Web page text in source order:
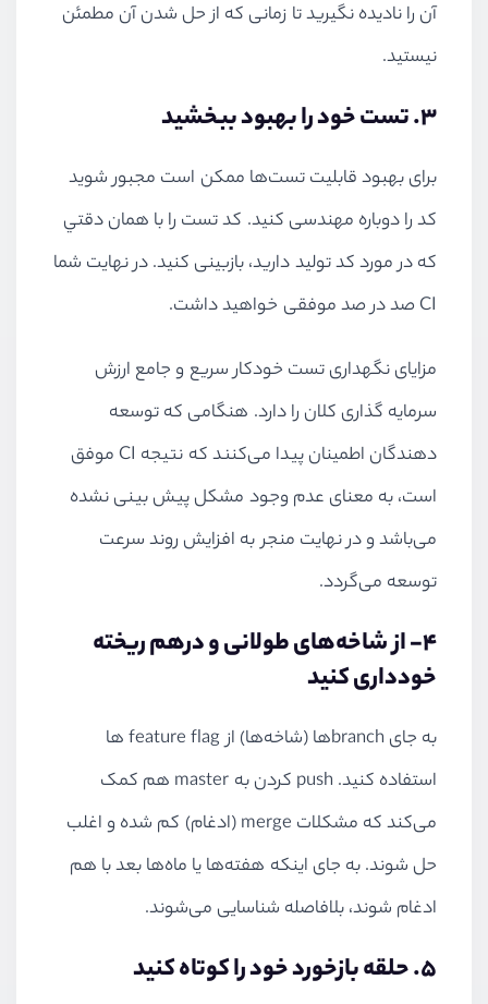
آن را نادیده نگیرید تا زمانی که از حل شدن آن مطمئن
نیستید.
3. تست خود را بهبود ببخشید
برای بهبود قابلیت تست‌ها ممکن است مجبور شوید
کد را دوباره مهندسی کنید. كد تست را با همان دقتي
كه در مورد كد توليد داريد، بازبینی كنيد. در نهایت شما
CIصد در صد موفقی خواهید داشت.
مزایای نگهداری تست خودکار سریع و جامع ارزش
سرمایه گذاری کلان را دارد. هنگامی که توسعه
دهندگان اطمینان پیدا می‌کنند که نتیجه CIموفق
است، به معنای عدم وجود مشکل پیش بینی نشده
می‌باشد و در نهایت منجر به افزایش روند سرعت
توسعه می‌گردد.
4- از شاخه‌های طولانی و درهم ریخته
خودداری کنید
به جای branch
‌ها (شاخه‌ها) از feature flag ها
استفاده کنید. push
کردن به master هم کمک
می‌کند که مشکلات merge(ادغام) کم شده و اغلب
حل شوند. به جای اینکه هفته‌ها یا ماه‌ها بعد با هم
ادغام شوند، بلافاصله شناسایی می‌شوند.
5. حلقه بازخورد خود را کوتاه کنید